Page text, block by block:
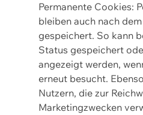
Permanente Cookies:
bleiben auch nach
gespeichert. So kann
Status gespeichert
angezeigt werden,
erneut besucht.
Nutzern, die zur
Marketingzwecken